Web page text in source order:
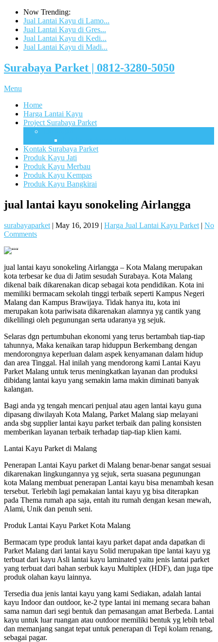
Now Trending:
Jual Lantai Kayu di Lamo...
Jual Lantai Kayu di Gres...
Jual Lantai Kayu di Kedi...
Jual Lantai Kayu di Madi...
Surabaya Parket | 0812-3280-5050
Menu
Home
Harga Lantai Kayu
Project Surabaya Parket
Kontak Surabaya Parket
Produk Kayu Jati
Produk Kayu Merbau
Produk Kayu Kempas
Produk Kayu Bangkirai
jual lantai kayu sonokeling Airlangga
surabayaparket | May 16, 2019 | Harga Jual Lantai Kayu Parket | No
Comments
jual lantai kayu sonokeling Airlangga – Kota Malang merupakan
kota terbesar ke dua di Jatim sesudah Surabaya. Kota Malang
dikenal baik dikarenakan dicap sebagai kota pendidikan. Kota ini
memiliki bermacam sekolah tinggi terbaik seperti Kampus Negeri
Malang dan Kampus Brawijaya. Tidak hanya itu, kota ini
merupakan kota pariwisata dikarenakan alamnya yg cantik yang
dikelilingi oleh pegunungan serta udaranya yg sejuk.
Selaras dgn pertumbuhan ekonomi yang terus bertambah tiap-tiap
tahunnya, Maka kenaikan tarap hiduppun Berkembang dengan
mendorongnya keperluan dalam aspek kenyamanan dalam hidup
dan area Tinggal. Hal inilah yang mendorong kami Lantai Kayu
Parket Malang untuk terus meningkatkan layanan dan produksi
dibidang lantai kayu yang semakin lama makin diminati banyak
kalangan.
Bagi anda yg tengah mencari penjual atau agen lantai kayu guna
dipasang diwilayah Kota Malang, Parket Malang siap melayani
anda sbg supplier lantai kayu parket terbaik dan paling konsisten
memberikan layanan terbaik terhadap tiap-tiap klien kami.
Lantai Kayu Parket di Malang
Penerapan Lantai Kayu parket di Malang benar-benar sangat sesuai
dikarenakan lingkungannya yg sejuk, serta suasana pegunungan
kota Malang membuat penerapan Lantai kayu bisa menambah kesan
tersebut. Terlebih lagi pemakaian lantai kayu yg bisa diterapkan
pada Thema rumah apa saja, entah itu rumah dengan kesan mewah,
Alami, Unik dan penuh seni.
Produk Lantai Kayu Parket Kota Malang
Bermacam type produk lantai kayu parket dapat anda dapatkan di
Parket Malang dari lantai kayu Solid merupakan tipe lantai kayu yg
terbuat dari kayu Asli lantai kayu laminated yaitu jenis lantai parket
yang terbuat dari bahan serbuk kayu Multiplex (HDF), dan juga tipe
produk olahan kayu lainnya.
Tersedia dua jenis lantai kayu yang kami Sediakan, adalah lantai
kayu Indoor dan outdoor, ke-2 type lantai ini memang secara bahan
sama namun dari segi bentuk dan pemasangan amat Berbeda. Lantai
kayu untuk luar ruangan atau outdoor memiliki bentuk yg lebih tebal
dan memanjang sangat tepat untuk penerapan di Tepi kolam renang,
sebagai pagar.